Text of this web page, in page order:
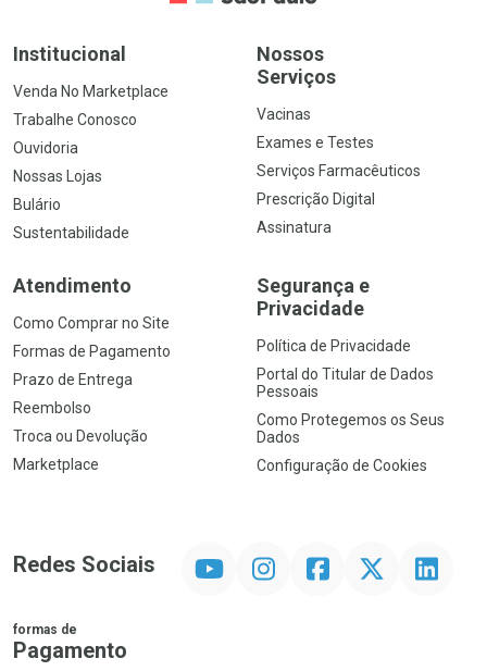
Institucional
Venda No Marketplace
Trabalhe Conosco
Ouvidoria
Nossas Lojas
Bulário
Sustentabilidade
Nossos
Serviços
Vacinas
Exames e Testes
Serviços Farmacêuticos
Prescrição Digital
Assinatura
Atendimento
Como Comprar no Site
Formas de Pagamento
Prazo de Entrega
Reembolso
Troca ou Devolução
Marketplace
Segurança e
Privacidade
Política de Privacidade
Portal do Titular de Dados
Pessoais
Como Protegemos os Seus
Dados
Configuração de Cookies
Redes Sociais InstagramFacebookTwitter Linkedin
formas de
Pagamento